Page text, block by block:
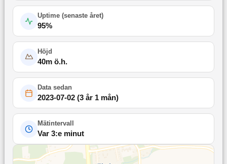
Uptime (senaste året)
95%
Höjd
40m ö.h.
Data sedan
2023-07-02(3 år 1 mån)
Mätintervall
Var 3:e minut